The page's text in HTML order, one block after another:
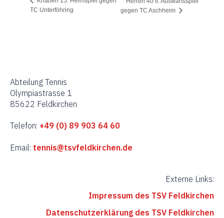
TC Unterföhring
gegen TC Aschheim
Abteilung Tennis
Olympiastrasse 1
85622 Feldkirchen
Telefon: +49 (0) 89 903 64 60
Email: tennis@tsvfeldkirchen.de
Externe Links:
Impressum des TSV Feldkirchen
Datenschutzerklärung des TSV Feldkirchen